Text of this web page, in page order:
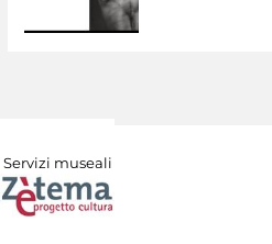
Servizi museali